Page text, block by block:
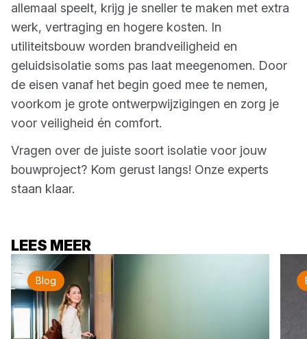
allemaal speelt, krijg je sneller te maken met extra
werk, vertraging en hogere kosten. In
utiliteitsbouw worden brandveiligheid en
geluidsisolatie soms pas laat meegenomen. Door
de eisen vanaf het begin goed mee te nemen,
voorkom je grote ontwerpwijzigingen en zorg je
voor veiligheid én comfort.
Vragen over de juiste soort isolatie voor jouw
bouwproject? Kom gerust langs! Onze experts
staan klaar.
LEES MEER
Blog